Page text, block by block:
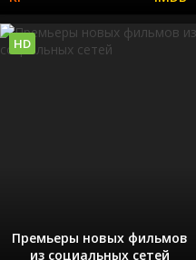
Премьеры новых фильмов
из социальных сетей
HD